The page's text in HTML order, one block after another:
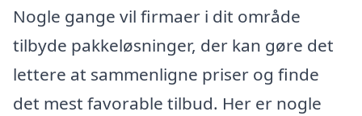
Nogle gange vil firmaer i dit område
tilbyde pakkeløsninger, der kan gøre det
lettere at sammenligne priser og finde
det mest favorable tilbud. Her er nogle